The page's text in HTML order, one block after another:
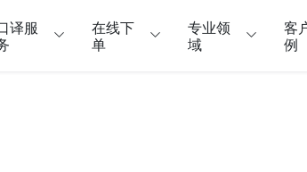
译服
在线下
单
专业领
域
客
例